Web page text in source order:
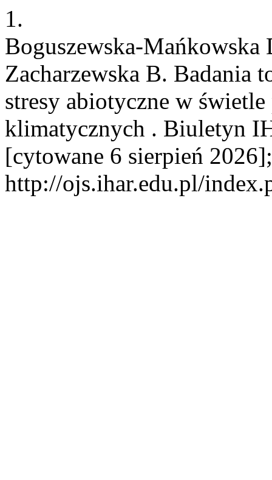
1.
Boguszewska-
Zacharzewska B. Badania
stresy abiotyczne w
klimatycznych . Biuletyn
[cytowane 6 sierpień
http://ojs.ihar.edu.pl/